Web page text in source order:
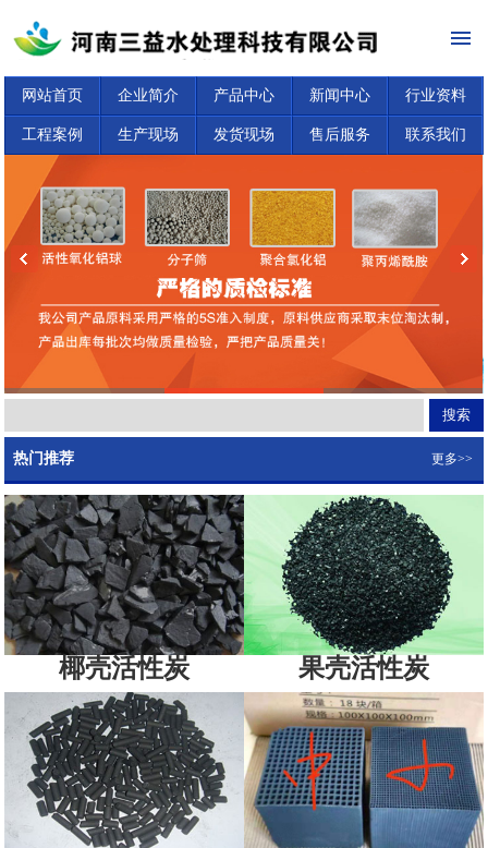
网站首页 企业简介 产品中心 新闻中心 行业资料
工程案例 生产现场 发货现场 售后服务 联系我们
热门推荐 更多>>
椰壳活性炭 果壳活性炭